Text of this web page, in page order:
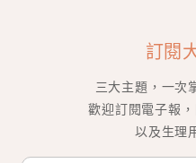
訂閱
三大主題，一次
歡迎訂閱電子報
以及生理